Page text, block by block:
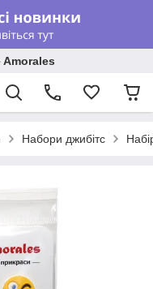
Amorales
Набори джибітс